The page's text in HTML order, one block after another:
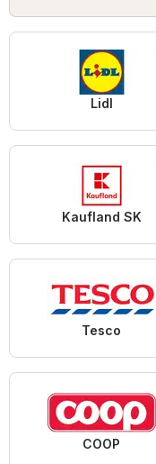
Lidl
Kaufland SK
Tesco
COOP